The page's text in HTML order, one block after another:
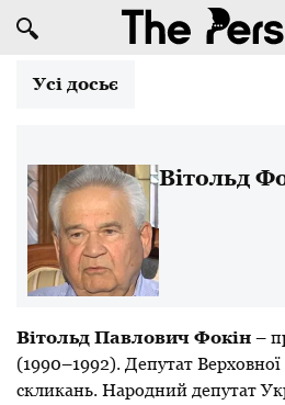
Усі досьє
Вітольд
Вітольд Павлович Фокін –
(1990–1992). Депутат
скликань. Народний депутат